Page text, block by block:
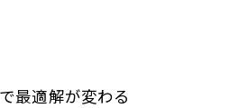
最適解が変わる